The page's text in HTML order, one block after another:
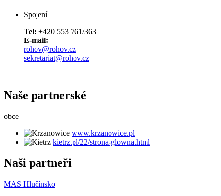
Spojení
Tel: +420 553 761/363
E-mail:
rohov@rohov.cz
sekretariat@rohov.cz
Naše partnerské
obce
www.krzanowice.pl
kietrz.pl/22/strona-glowna.html
Naši partneři
MAS Hlučínsko